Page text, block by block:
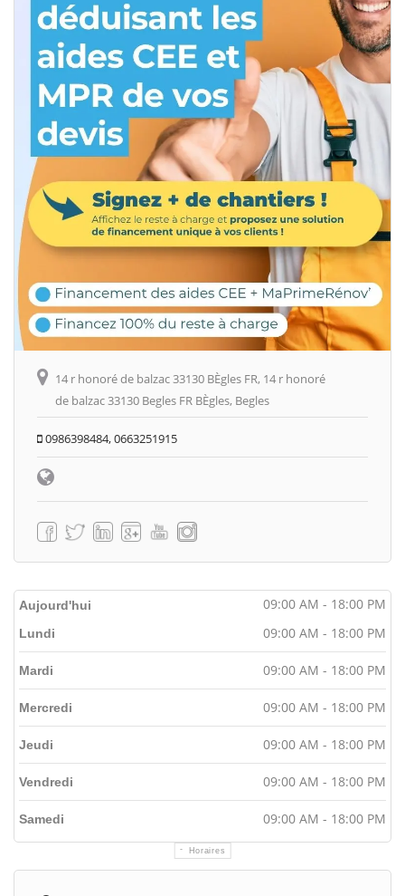
14 r honoré de balzac 33130 BÈgles FR, 14 r honoré
de balzac 33130 Begles FR BÈgles, Begles
0986398484, 0663251915
Aujourd'hui 09:00 AM - 18:00 PM
Horaires
Lundi 09:00 AM - 18:00 PM
Mardi 09:00 AM - 18:00 PM
Mercredi 09:00 AM - 18:00 PM
Jeudi 09:00 AM - 18:00 PM
Vendredi 09:00 AM - 18:00 PM
Samedi 09:00 AM - 18:00 PM